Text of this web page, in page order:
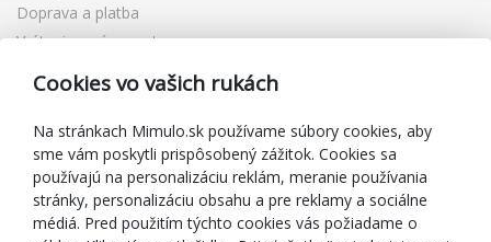
Doprava a platba
Vrátenie a výmena tovaru
Reklamácia
Darčekové poukážky
Zľavové kupóny
Blog
O predajcovi
Mimulo.sk
Cookies vo vašich rukách
Na stránkach Mimulo.sk používame súbory cookies, aby
sme vám poskytli prispôsobený zážitok. Cookies sa
používajú na personalizáciu reklám, meranie používania
stránky, personalizáciu obsahu a pre reklamy a sociálne
médiá. Pred použitím týchto cookies vás požiadame o